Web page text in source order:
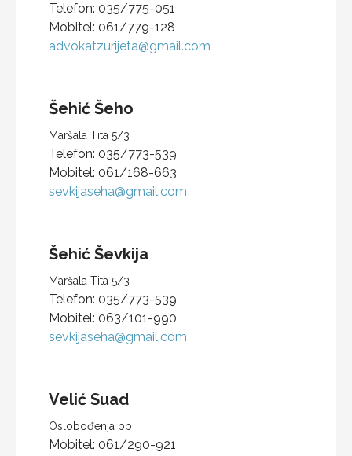
Telefon: 035/775-051
Mobitel: 061/779-128
advokatzurijeta@gmail.com
Šehić Šeho
Maršala Tita 5/3
Telefon: 035/773-539
Mobitel: 061/168-663
sevkijaseha@gmail.com
Šehić Ševkija
Maršala Tita 5/3
Telefon: 035/773-539
Mobitel: 063/101-990
sevkijaseha@gmail.com
Velić Suad
Oslobođenja bb
Mobitel: 061/290-921